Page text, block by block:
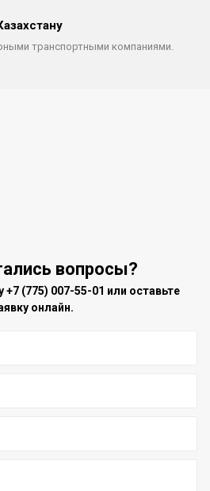
транспортными компаниями.
вопросы?
+7 (775) 007-55-01 или оставьте
онлайн.